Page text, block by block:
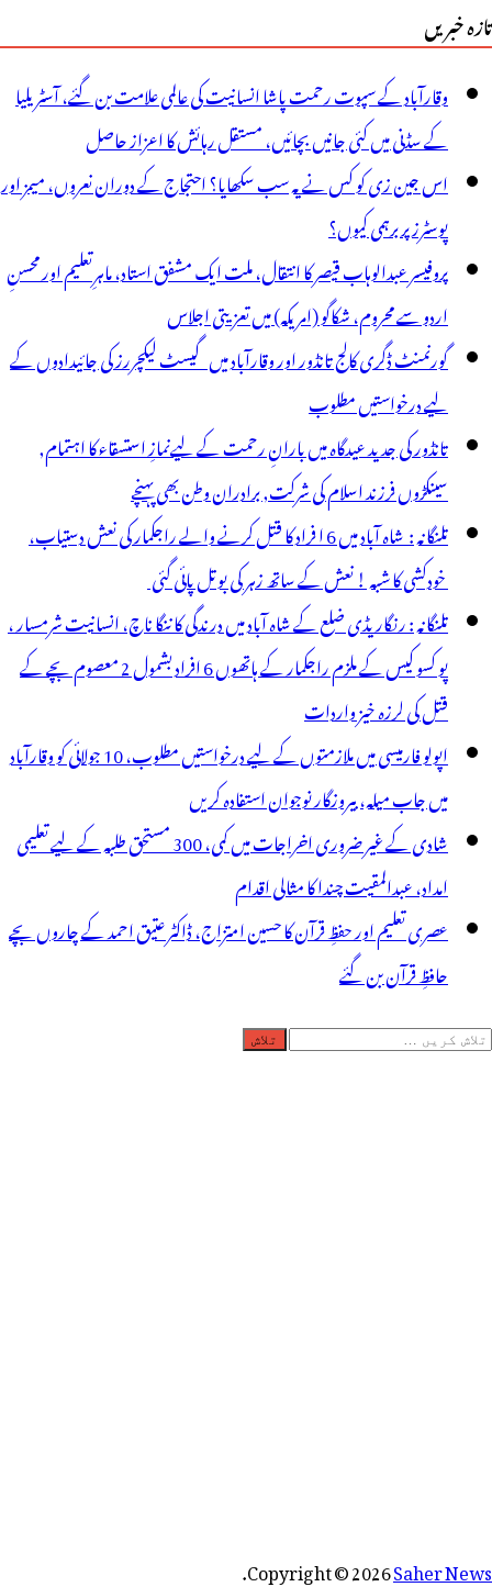
منتقل
کرلیا،
تازہ خبریں
وقارآباد کے سپوت رحمت پاشا انسانیت کی عالمی علامت بن گئے، آسٹریلیا
کے سڈنی میں کئی جانیں بچائیں، مستقل رہائش کا اعزاز حاصل
اس جین زی کو کس نے یہ سب سکھایا؟ احتجاج کے دوران نعروں، میمز اور
پوسٹرز پر برہمی کیوں؟
پروفیسر عبدالوہاب قیصر کا انتقال، ملت ایک مشفق استاد، ماہرِتعلیم اور محسنِ
اردو سے محروم، شکاگو (امریکہ) میں تعزیتی اجلاس
گورنمنٹ ڈگری کالج تانڈور اور وقارآباد میں گیسٹ لیکچررز کی جائیدادوں کے
لیے درخواستیں مطلوب
تانڈور کی جدید عیدگاہ میں بارانِ رحمت کے لیےنمازِ استسقاء کا اہتمام,
سینکڑوں فرزند اسلام کی شرکت, برادران وطن بھی پہنچے
تلنگانہ : شاہ آباد میں 6 ا فراد کا قتل کرنے والے راجکمار کی نعش دستیاب،
خودکشی کا شبہ ! نعش کے ساتھ زہر کی بوتل پائی گئی
تلنگانہ : رنگاریڈی ضلع کے شاہ آباد میں درندگی کا ننگا ناچ، انسانیت شرمسار ،
پو کسو کیس کے ملزم راجکمار کے ہاتھوں 6 افراد بشمول 2 معصوم بچے کے
قتل کی لرزہ خیز واردات
اپولو فارمیسی میں ملازمتوں کے لیے درخواستیں مطلوب، 10 جولائی کو وقارآباد
میں جاب میلہ، بیروزگار نوجوان استفادہ کریں
شادی کے غیر ضروری اخراجات میں کمی، 300 مستحق طلبہ کے لیے تعلیمی
امداد، عبدالمقیت چندا کا مثالی اقدام
عصری تعلیم اور حفظِ قرآن کا حسین امتزاج، ڈاکٹر عتیق احمد کے چاروں بچے
حافظِ قرآن بن گئے
تلاش
Copyright © 2026Saher News
.